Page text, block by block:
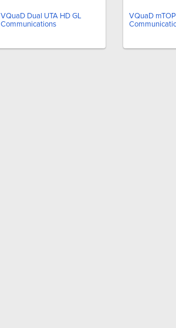
VQuaD Dual UTA HD GL
Communications
VQuaD